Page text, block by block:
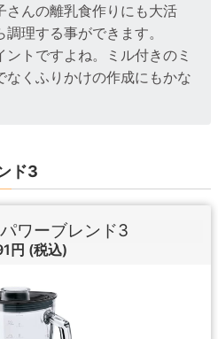
さんの離乳食作りにも大活
理する事ができます。
ントですよね。ミル付きのミ
なくふりかけの作成にもかな
ド3
ワーブレンド3
円 (税込)